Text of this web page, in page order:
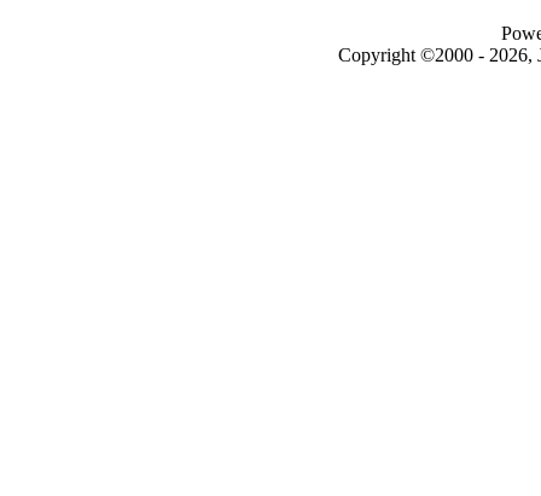
Copyright ©2000 - 2026,